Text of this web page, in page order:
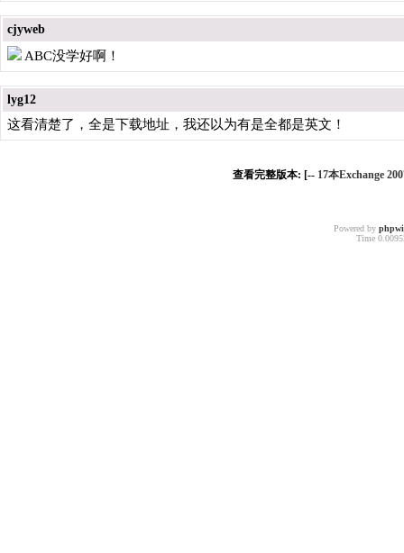
cjyweb
ABC没学好啊！
lyg12
这看清楚了，全是下载地址，我还以为有是全都是英文！
查看完整版本: [-- 17本Exchange
Powered by
Time